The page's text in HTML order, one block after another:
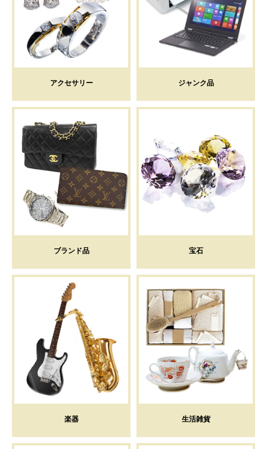
アクセサリー ジャンク品
ブランド品 宝石
楽器 生活雑貨